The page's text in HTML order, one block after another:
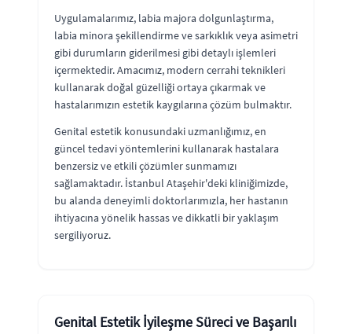
Uygulamalarımız, labia majora dolgunlaştırma,
labia minora şekillendirme ve sarkıklık veya asimetri
gibi durumların giderilmesi gibi detaylı işlemleri
içermektedir. Amacımız, modern cerrahi teknikleri
kullanarak doğal güzelliği ortaya çıkarmak ve
hastalarımızın estetik kaygılarına çözüm bulmaktır.
Genital estetik konusundaki uzmanlığımız, en
güncel tedavi yöntemlerini kullanarak hastalara
benzersiz ve etkili çözümler sunmamızı
sağlamaktadır. İstanbul Ataşehir'deki kliniğimizde,
bu alanda deneyimli doktorlarımızla, her hastanın
ihtiyacına yönelik hassas ve dikkatli bir yaklaşım
sergiliyoruz.
Genital Estetik İyileşme Süreci ve Başarılı